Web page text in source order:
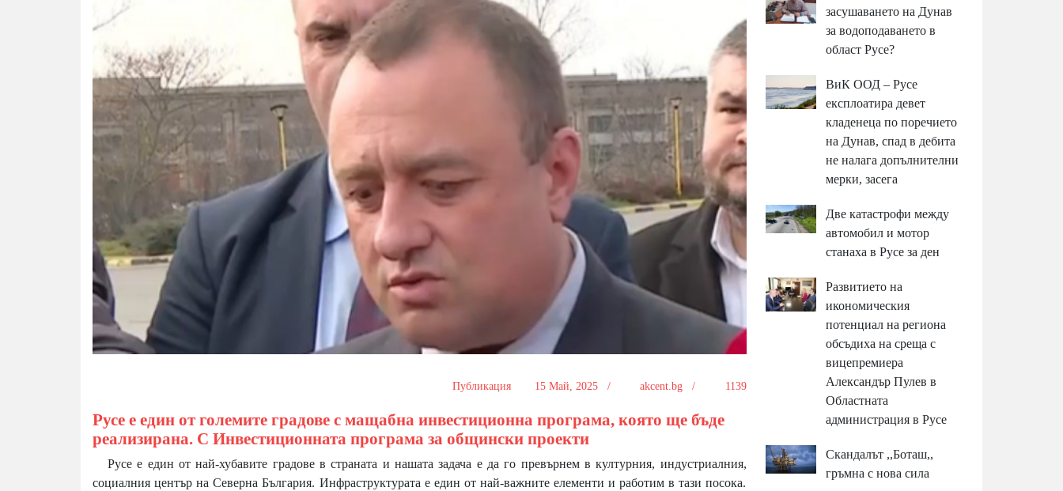
Публикация 15 Май, 2025 / akcent.bg / 1139
Русе е един от големите градове с мащабна инвестиционна програма, която ще бъде
реализирана. С Инвестиционната програма за общински проекти
Русе е един от най-хубавите градове в страната и нашата задача е да го превърнем в културния, индустриалния,
социалния център на Северна България. Инфраструктурата е един от най-важните елементи и работим в тази посока.
засушаването на Дунав
за водоподаването в
област Русе?
ВиК ООД – Русе
експлоатира девет
кладенеца по поречието
на Дунав, спад в дебита
не налага допълнителни
мерки, засега
Две катастрофи между
автомобил и мотор
станаха в Русе за ден
Развитието на
икономическия
потенциал на региона
обсъдиха на среща с
вицепремиера
Александър Пулев в
Областната
администрация в Русе
Скандалът ,,Боташ,,
гръмна с нова сила